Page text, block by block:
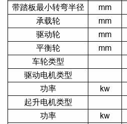
带踏板最小转弯半径 mm
承载轮
mm
驱动轮
mm
平衡轮
mm
车轮类型
驱动电机类型
功率
kw
起升电机类型
功率
kw